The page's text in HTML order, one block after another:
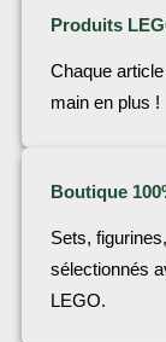
Produits
Chaque
main en plus !
Boutique
Sets,
sélectionnés
LEGO.